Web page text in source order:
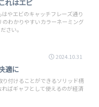
れはエビ
やエビのキャッチフレーズ通り
わかりやすいカラーネーミング
さい。
2024.10.31
適に
付けることができるソリッド柄
ばギャフとして使えるのが経済